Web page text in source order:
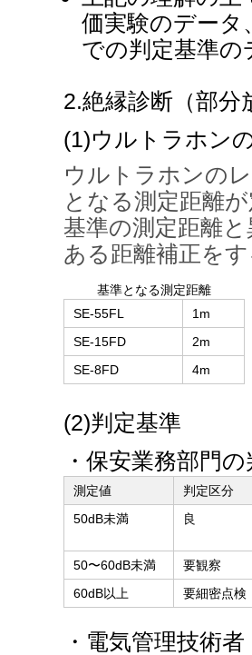
価実験のデータ
での判定基準
2.絶縁診断（部分
(1)ウルトラホン
ウルトラホンの
となる測定距離
基準の測定距離
ある距離補正を
基準となる測定距離
SE-55FL
1m
SE-15FD
2m
SE-8FD
4m
(2)判定基準
・保安業務部門
測定値 判定区分
50dB未満
良
50〜60dB未満
要観察
60dB以上
要細密点検
・電気管理技術